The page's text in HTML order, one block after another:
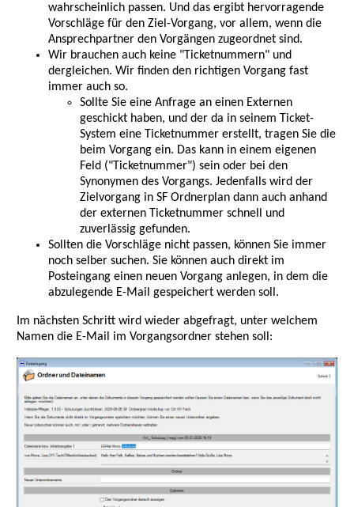
wahrscheinlich passen. Und das ergibt hervorragende
Vorschläge für den Ziel-Vorgang, vor allem, wenn die
Ansprechpartner den Vorgängen zugeordnet sind.
Wir brauchen auch keine "Ticketnummern" und
dergleichen. Wir finden den richtigen Vorgang fast
immer auch so.
Sollte Sie eine Anfrage an einen Externen
geschickt haben, und der da in seinem Ticket-
System eine Ticketnummer erstellt, tragen Sie die
beim Vorgang ein. Das kann in einem eigenen
Feld ("Ticketnummer") sein oder bei den
Synonymen des Vorgangs. Jedenfalls wird der
Zielvorgang in SF Ordnerplan dann auch anhand
der externen Ticketnummer schnell und
zuverlässig gefunden.
Sollten die Vorschläge nicht passen, können Sie immer
noch selber suchen. Sie können auch direkt im
Posteingang einen neuen Vorgang anlegen, in dem die
abzulegende E-Mail gespeichert werden soll.
Im nächsten Schritt wird wieder abgefragt, unter welchem
Namen die E-Mail im Vorgangsordner stehen soll: